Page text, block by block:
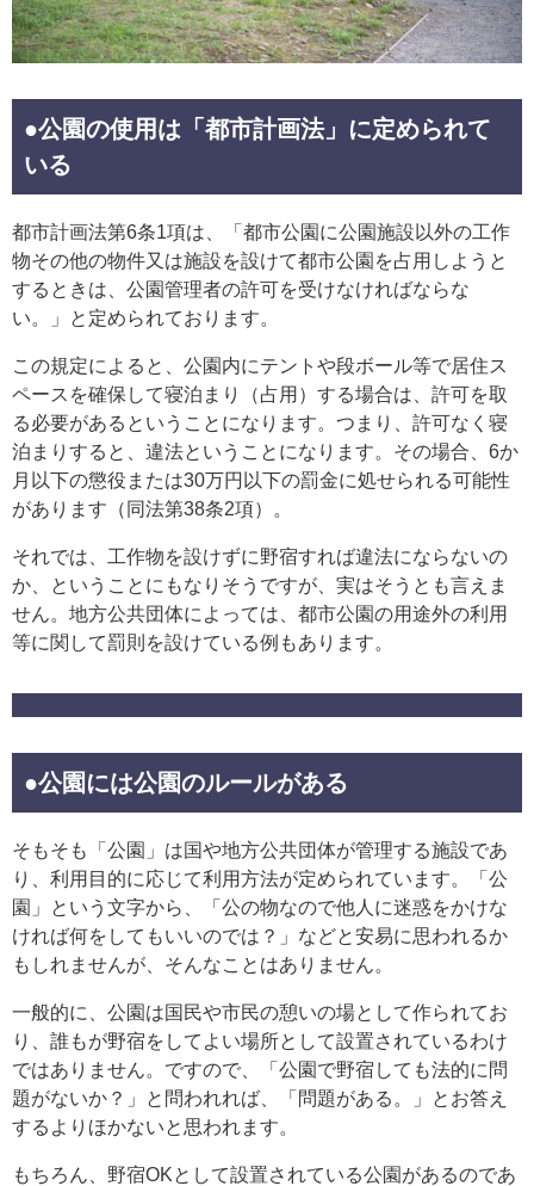
●公園の使用は「都市計画法」に定められて
いる
都市計画法第6条1項は、「都市公園に公園施設以外の工作
物その他の物件又は施設を設けて都市公園を占用しようと
するときは、公園管理者の許可を受けなければならな
い。」と定められております。
この規定によると、公園内にテントや段ボール等で居住ス
ペースを確保して寝泊まり（占用）する場合は、許可を取
る必要があるということになります。つまり、許可なく寝
泊まりすると、違法ということになります。その場合、6か
月以下の懲役または30万円以下の罰金に処せられる可能性
があります（同法第38条2項）。
それでは、工作物を設けずに野宿すれば違法にならないの
か、ということにもなりそうですが、実はそうとも言えま
せん。地方公共団体によっては、都市公園の用途外の利用
等に関して罰則を設けている例もあります。
●公園には公園のルールがある
そもそも「公園」は国や地方公共団体が管理する施設であ
り、利用目的に応じて利用方法が定められています。「公
園」という文字から、「公の物なので他人に迷惑をかけな
ければ何をしてもいいのでは？」などと安易に思われるか
もしれませんが、そんなことはありません。
一般的に、公園は国民や市民の憩いの場として作られてお
り、誰もが野宿をしてよい場所として設置されているわけ
ではありません。ですので、「公園で野宿しても法的に問
題がないか？」と問われれば、「問題がある。」とお答え
するよりほかないと思われます。
もちろん、野宿OKとして設置されている公園があるのであ